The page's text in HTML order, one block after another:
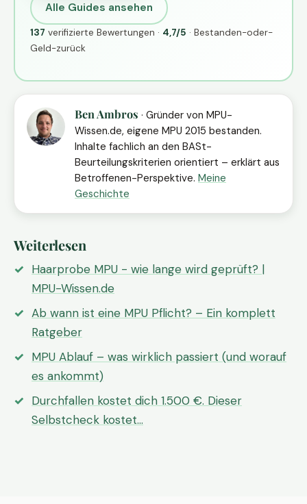
Alle Guides ansehen
137 verifizierte Bewertungen · 4,7/5 · Bestanden-oder-
Geld-zurück
Ben Ambros · Gründer von MPU-
Wissen.de, eigene MPU 2015 bestanden.
Inhalte fachlich an den BASt-
Beurteilungskriterien orientiert – erklärt aus
Betroffenen-Perspektive. Meine
Geschichte
Weiterlesen
Haarprobe MPU - wie lange wird geprüft? |
MPU-Wissen.de
Ab wann ist eine MPU Pflicht? – Ein komplett
Ratgeber
MPU Ablauf – was wirklich passiert (und worauf
es ankommt)
Durchfallen kostet dich 1.500 €. Dieser
Selbstcheck kostet…